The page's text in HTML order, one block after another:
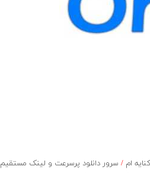
ام /سرور دانلود پرسرعت و لینک مستقیم